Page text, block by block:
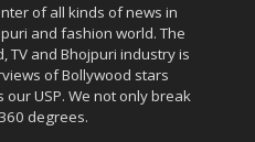
of all kinds of news in
and fashion world. The
TV and Bhojpuri industry is
of Bollywood stars
USP. We not only break
degrees.